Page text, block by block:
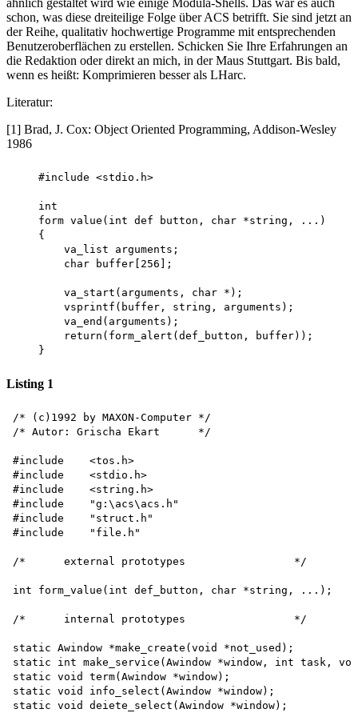
ähnlich gestaltet wird wie einige Modula-Shells. Das war es auch
schon, was diese dreiteilige Folge über ACS betrifft. Sie sind jetzt an
der Reihe, qualitativ hochwertige Programme mit entsprechenden
Benutzeroberflächen zu erstellen. Schicken Sie Ihre Erfahrungen an
die Redaktion oder direkt an mich, in der Maus Stuttgart. Bis bald,
wenn es heißt: Komprimieren besser als LHarc.
Literatur:
[1] Brad, J. Cox: Object Oriented Programming, Addison-Wesley
1986
    #include <stdio.h>
    int
    form value(int def button, char *string, ...)
    {
        va_list arguments;
        char buffer[256];
        va_start(arguments, char *);
        vsprintf(buffer, string, arguments);
        va_end(arguments);
        return(form_alert(def_button, buffer));
Listing 1
/* (c)1992 by MAXON-Computer */
/* Autor: Grischa Ekart      */
#include    <tos.h>
#include    <stdio.h>
#include    <string.h>
#include    "g:\acs\acs.h"
#include    "struct.h"
#include    "file.h"
/*      external prototypes                 */
int form_value(int def_button, char *string, ...);
/*      internal prototypes                 */
static Awindow *make_create(void *not_used);
static int make_service(Awindow *window, int task,
static void term(Awindow *window);
static void info_select(Awindow *window);
static void deiete_select(Awindow *window);